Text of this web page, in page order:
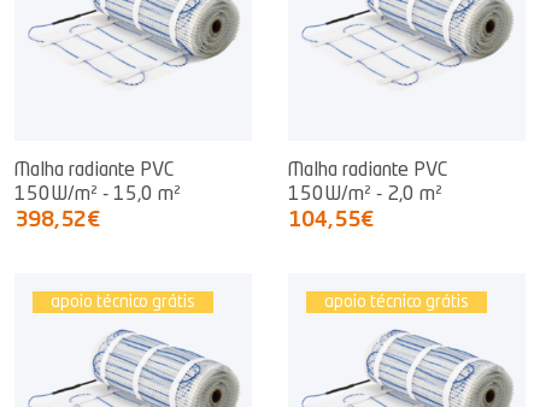
Malha radiante PVC
150W/m² - 15,0 m²
398,52€
Malha radiante PVC
150W/m² - 2,0 m²
104,55€
apoio técnico grátis apoio técnico grátis